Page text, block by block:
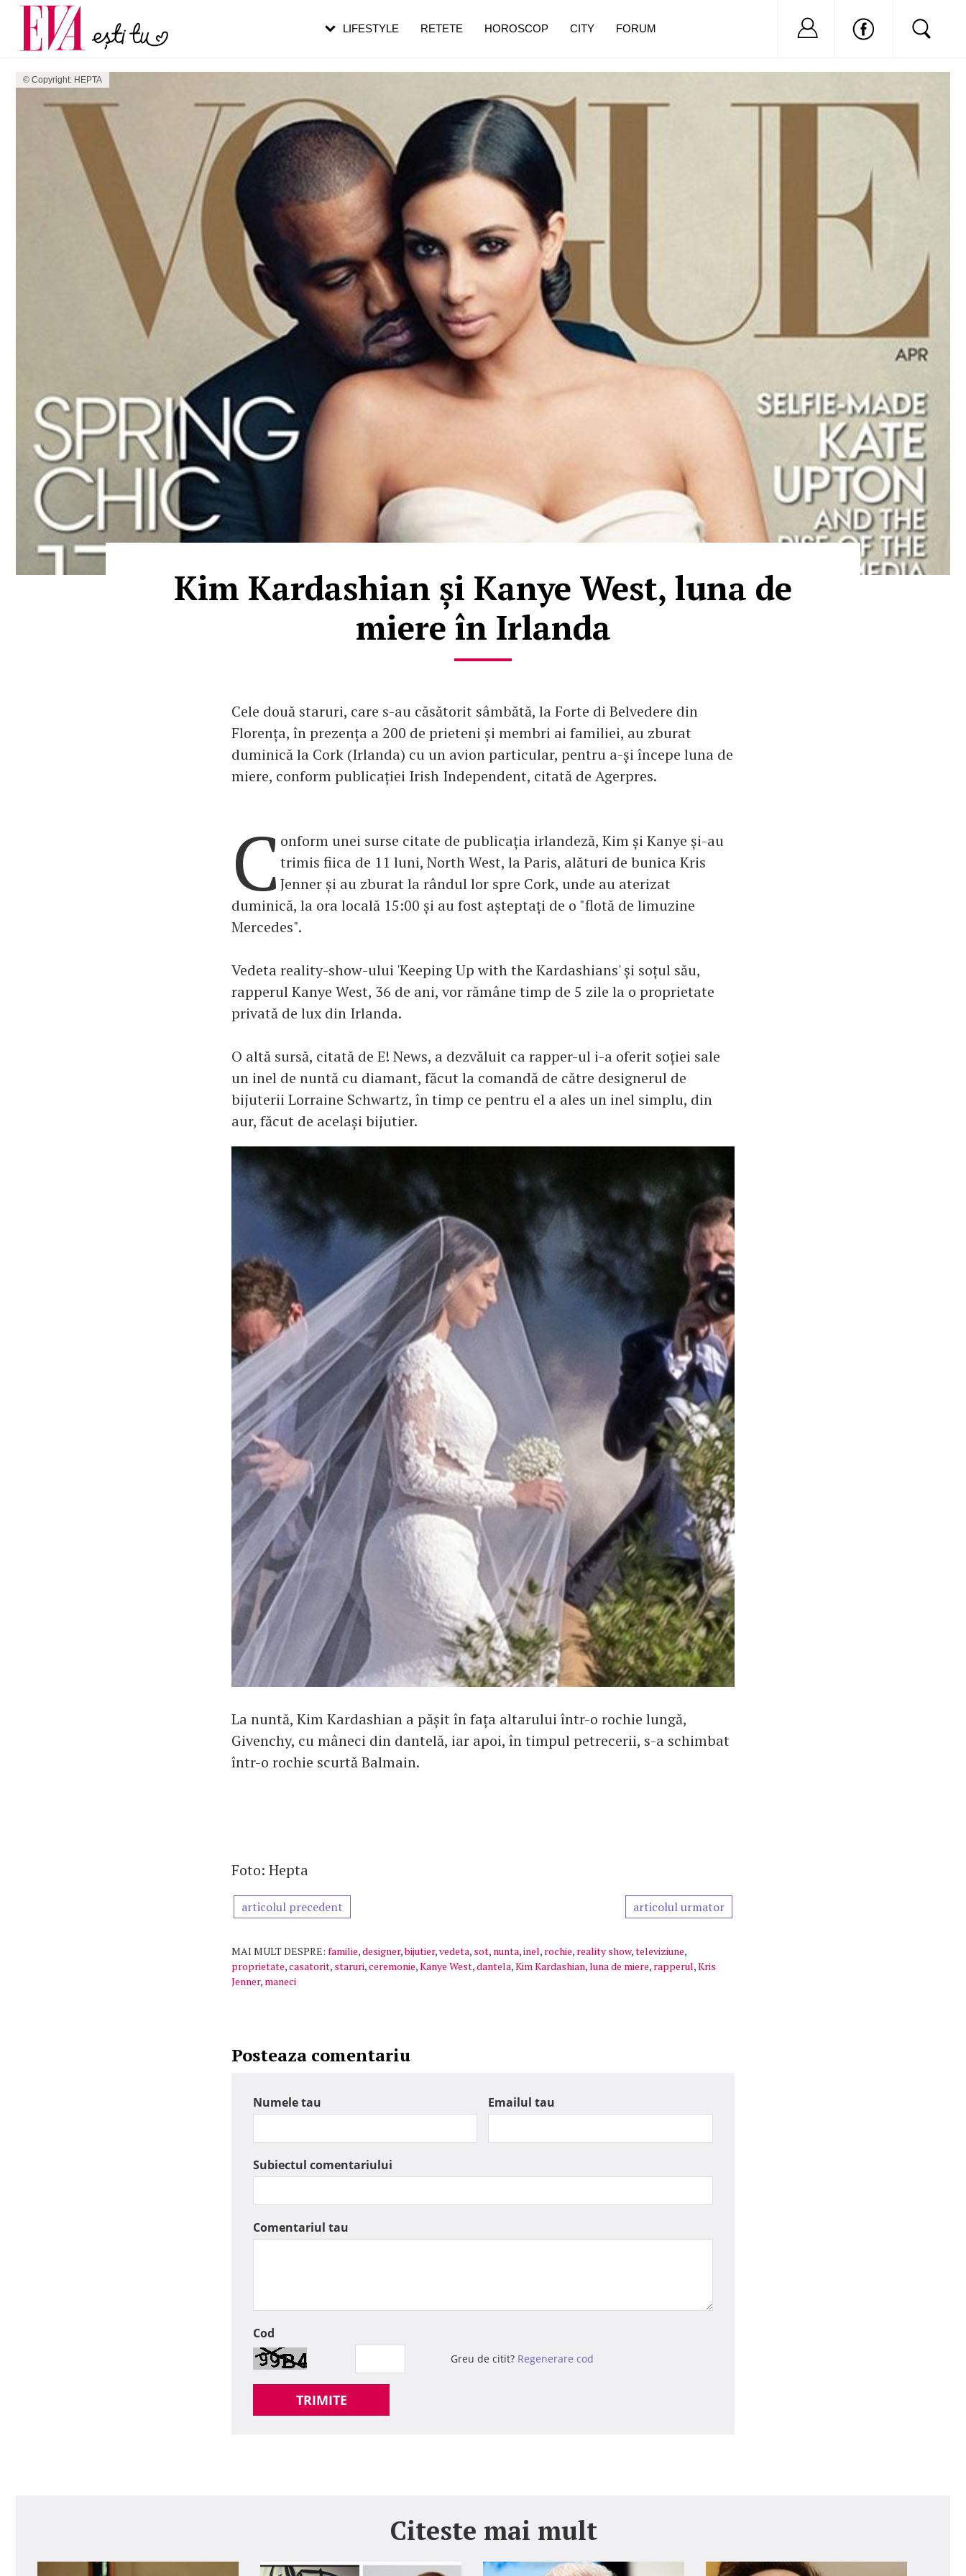
© Copyright: HEPTA
Kim Kardashian și Kanye West, luna de
miere în Irlanda
Cele două staruri, care s-au căsătorit sâmbătă, la Forte di Belvedere din
Florența, în prezența a 200 de prieteni și membri ai familiei, au zburat
duminică la Cork (Irlanda) cu un avion particular, pentru a-și începe luna de
miere, conform publicației Irish Independent, citată de Agerpres.
C onform unei surse citate de publicația irlandeză, Kim și Kanye și-au
trimis fiica de 11 luni, North West, la Paris, alături de bunica Kris
Jenner și au zburat la rândul lor spre Cork, unde au aterizat
duminică, la ora locală 15:00 și au fost așteptați de o "flotă de limuzine
Mercedes".
Vedeta reality-show-ului 'Keeping Up with the Kardashians' și soțul său,
rapperul Kanye West, 36 de ani, vor rămâne timp de 5 zile la o proprietate
privată de lux din Irlanda.
O altă sursă, citată de E! News, a dezvăluit ca rapper-ul i-a oferit soției sale
un inel de nuntă cu diamant, făcut la comandă de către designerul de
bijuterii Lorraine Schwartz, în timp ce pentru el a ales un inel simplu, din
aur, făcut de același bijutier.
La nuntă, Kim Kardashian a pășit în fața altarului într-o rochie lungă,
Givenchy, cu mâneci din dantelă, iar apoi, în timpul petrecerii, s-a schimbat
într-o rochie scurtă Balmain.
Foto: Hepta
articolul precedent articolul urmator
MAI MULT DESPRE: familie,designer,bijutier,vedeta, sot, nunta,inel, rochie, reality show,televiziune,
proprietate,casatorit, staruri,ceremonie,Kanye West,dantela,Kim Kardashian,luna de miere, rapperul,Kris
Jenner, maneci
Posteaza comentariu
Numele tau Emailul tau
Subiectul comentariului
Comentariul tau
Cod
Greu de citit? Regenerare cod
TRIMITE
Citeste mai mult
LIFESTYLE RETETE HOROSCOP CITY FORUM Nu ai cont?
Carieră
Actualitate
pe măsură ce înaintezi în vârstă